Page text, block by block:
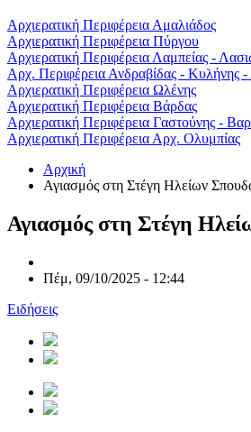
Αρχιερατική Περιφέρεια Αμαλιάδος
Αρχιερατική Περιφέρεια Πύργου
Αρχιερατική Περιφέρεια Λαμπείας -
Αρχ. Περιφέρεια Ανδραβίδας - Κυλήνης -
Αρχιερατική Περιφέρεια Ωλένης
Αρχιερατική Περιφέρεια Βάρδας
Αρχιερατική Περιφέρεια Γαστούνης -
Αρχιερατική Περιφέρεια Αρχ. Ολυμπίας
Αρχική
Αγιασμός στη Στέγη Ηλείων
Αγιασμός στη Στέγη
Πέμ, 09/10/2025 - 12:44
Ειδήσεις